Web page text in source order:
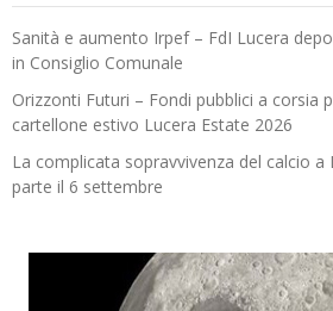
Sanità e aumento Irpef – FdI Lucera
in Consiglio Comunale
Orizzonti Futuri – Fondi pubblici a corsia
cartellone estivo Lucera Estate 2026
La complicata sopravvivenza del calcio a
parte il 6 settembre